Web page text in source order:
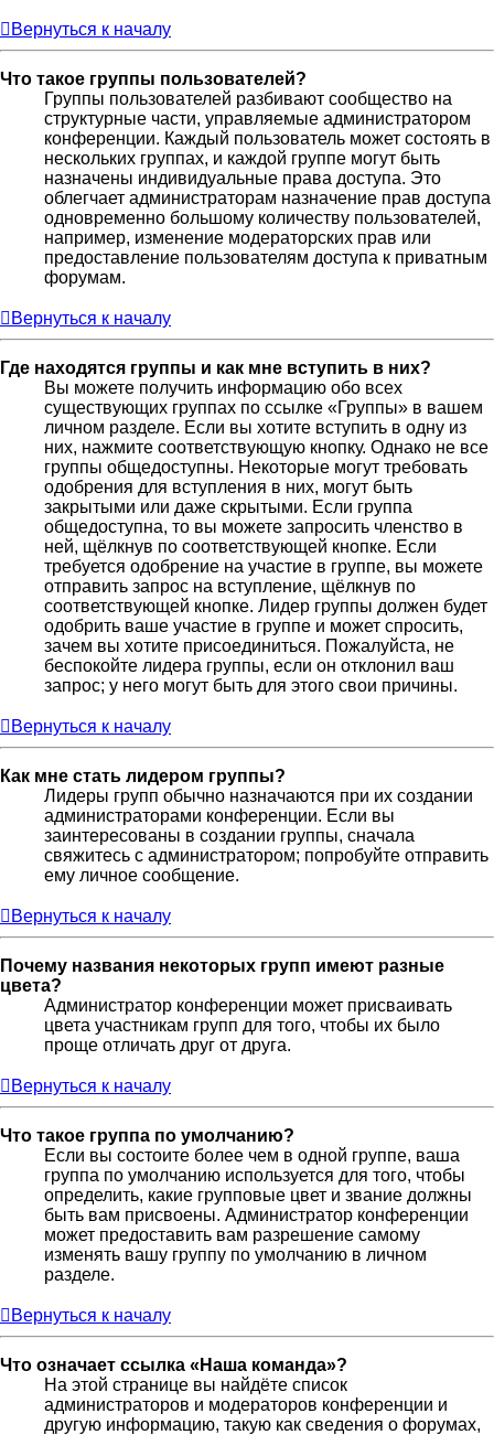
Вернуться к началу
Что такое группы пользователей?
Группы пользователей разбивают сообщество на
структурные части, управляемые администратором
конференции. Каждый пользователь может состоять в
нескольких группах, и каждой группе могут быть
назначены индивидуальные права доступа. Это
облегчает администраторам назначение прав доступа
одновременно большому количеству пользователей,
например, изменение модераторских прав или
предоставление пользователям доступа к приватным
форумам.
Вернуться к началу
Где находятся группы и как мне вступить в них?
Вы можете получить информацию обо всех
существующих группах по ссылке «Группы» в вашем
личном разделе. Если вы хотите вступить в одну из
них, нажмите соответствующую кнопку. Однако не все
группы общедоступны. Некоторые могут требовать
одобрения для вступления в них, могут быть
закрытыми или даже скрытыми. Если группа
общедоступна, то вы можете запросить членство в
ней, щёлкнув по соответствующей кнопке. Если
требуется одобрение на участие в группе, вы можете
отправить запрос на вступление, щёлкнув по
соответствующей кнопке. Лидер группы должен будет
одобрить ваше участие в группе и может спросить,
зачем вы хотите присоединиться. Пожалуйста, не
беспокойте лидера группы, если он отклонил ваш
запрос; у него могут быть для этого свои причины.
Вернуться к началу
Как мне стать лидером группы?
Лидеры групп обычно назначаются при их создании
администраторами конференции. Если вы
заинтересованы в создании группы, сначала
свяжитесь с администратором; попробуйте отправить
ему личное сообщение.
Вернуться к началу
Почему названия некоторых групп имеют разные
цвета?
Администратор конференции может присваивать
цвета участникам групп для того, чтобы их было
проще отличать друг от друга.
Вернуться к началу
Что такое группа по умолчанию?
Если вы состоите более чем в одной группе, ваша
группа по умолчанию используется для того, чтобы
определить, какие групповые цвет и звание должны
быть вам присвоены. Администратор конференции
может предоставить вам разрешение самому
изменять вашу группу по умолчанию в личном
разделе.
Вернуться к началу
Что означает ссылка «Наша команда»?
На этой странице вы найдёте список
администраторов и модераторов конференции и
другую информацию, такую как сведения о форумах,